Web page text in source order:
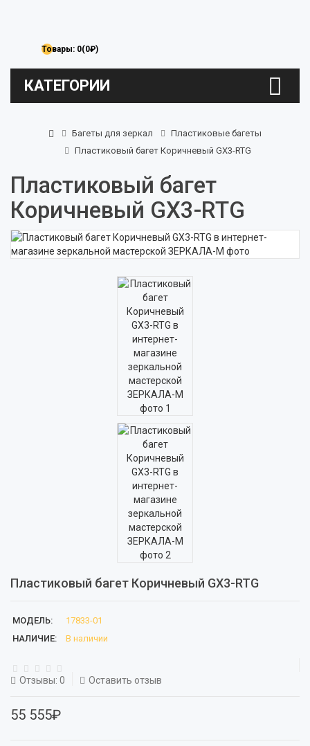
Товары: 0(0₽)
КАТЕГОРИИ
Багеты для зеркал
Пластиковые багеты
Пластиковый багет Коричневый GX3-RTG
Пластиковый багет
Коричневый GX3-RTG
Пластиковый багет Коричневый GX3-RTG
МОДЕЛЬ:
17833-01
НАЛИЧИЕ:
В наличии
Отзывы: 0 Оставить отзыв
55 555₽